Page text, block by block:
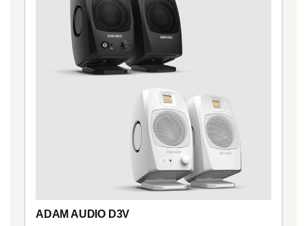
ADAM AUDIO D3V